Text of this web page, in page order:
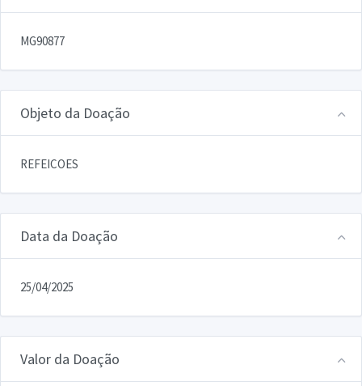
MG90877
Objeto da Doação
REFEICOES
Data da Doação
25/04/2025
Valor da Doação